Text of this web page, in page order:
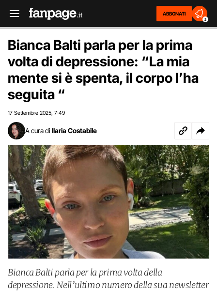
ABBONATI
2
Bianca Balti parla per la prima
volta di depressione: “La mia
mente si è spenta, il corpo l’ha
seguita “
17 Settembre 2025 7:49
A cura di Ilaria Costabile
Bianca Balti parla per la prima volta della
depressione. Nell’ultimo numero della sua newsletter